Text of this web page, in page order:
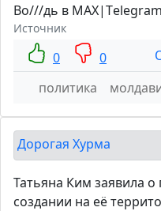
Во///дь в MAX|Тelegram
Источник
0 0
политика
Дорогая Хурма
Татьяна Ким заявила
создании на её